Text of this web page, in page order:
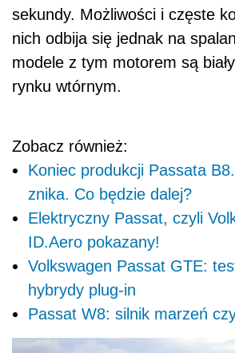
sekundy. Możliwości i częste
nich odbija się jednak na
modele z tym motorem są
rynku wtórnym.
Zobacz również:
Koniec produkcji Passata
znika. Co będzie dalej?
Elektryczny Passat, czyli
ID.Aero pokazany!
Volkswagen Passat GTE:
hybrydy plug-in
Passat W8: silnik marzeń